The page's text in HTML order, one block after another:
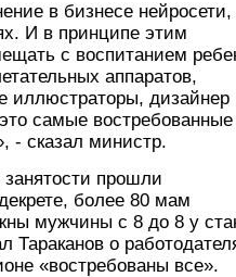
в бизнесе нейросети,
И в принципе этим
с воспитанием
аппаратов,
иллюстраторы, дизайнер
самые востребованные
- сказал министр.
прошли
более 80 мам
мужчины с 8 до 8 у
Тараканов о
«востребованы все».